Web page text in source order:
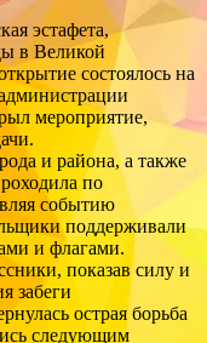
эстафета,
в Великой
состоялось на
мероприятие,
и района, а также
по
событию
поддерживали
и флагами.
показав силу и
забеги
острая борьба
следующим